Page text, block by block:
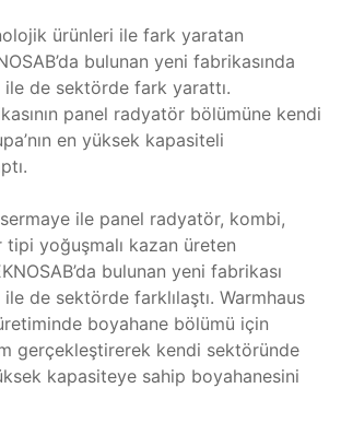
ürünleri ile fark yaratan
bulunan yeni fabrikasında
ile de sektörde fark yarattı.
panel radyatör bölümüne kendi
en yüksek kapasiteli
ile panel radyatör, kombi,
yoğuşmalı kazan üreten
bulunan yeni fabrikası
ile de sektörde farklılaştı. Warmhaus
boyahane bölümü için
gerçekleştirerek kendi sektöründe
kapasiteye sahip boyahanesini